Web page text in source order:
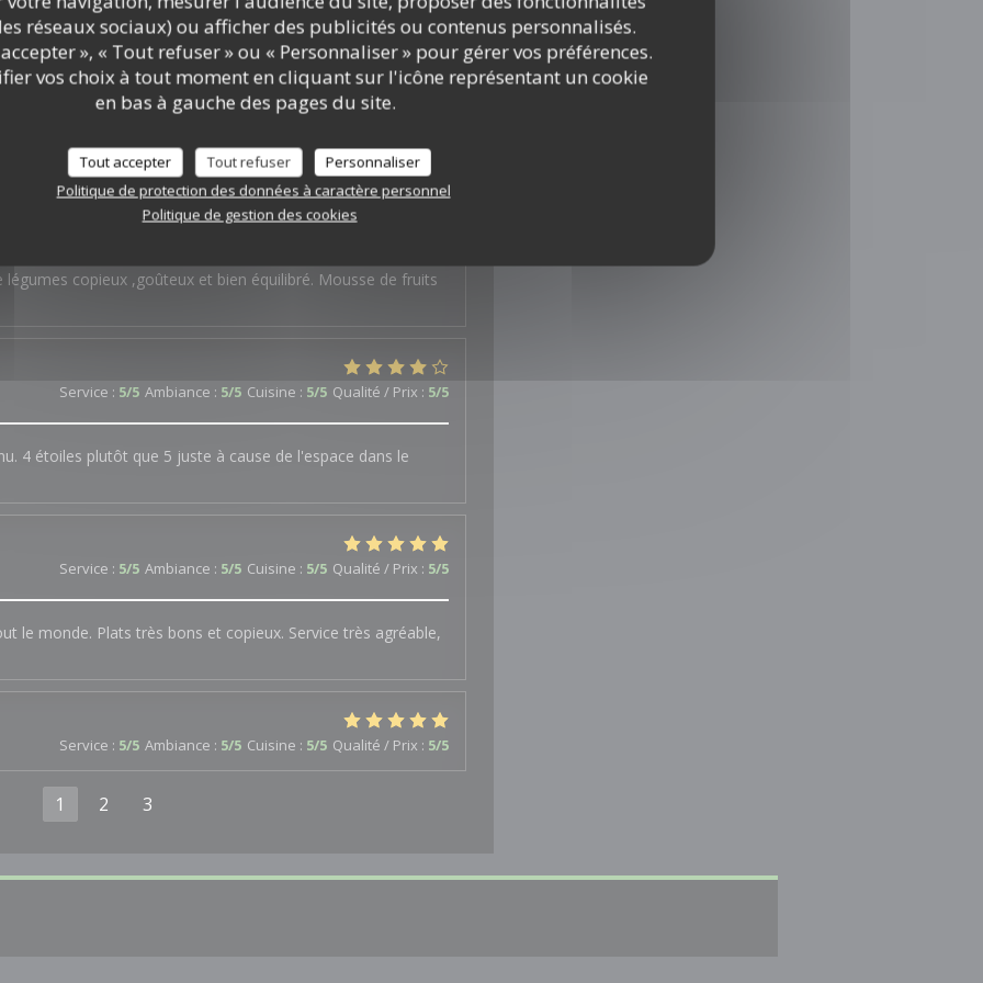
réseaux sociaux) ou afficher des publicités ou contenus personnalisés.
», « Tout refuser » ou « Personnaliser » pour gérer vos préférences.
vos choix à tout moment en cliquant sur l'icône représentant un cookie
en bas à gauche des pages du site.
Tout accepter Tout refuser
Personnaliser
Politique de protection des données à caractère personnel
Politique de gestion des cookies
vegan options - and a thoughtful surprise to celebrate a
food and service.
Ambiance: 5/5 Cuisine: 5/5 Qualité / Prix
copieux ,goûteux et bien équilibré. Mousse de fruits
Service : 5/5 Ambiance : 5/5 Cuisine : 5/5 Qualité / Prix : 5/5
4 étoiles plutôt que 5 juste à cause de l'espace dans le
Service : 5/5 Ambiance : 5/5 Cuisine : 5/5 Qualité / Prix : 5/5
le monde. Plats très bons et copieux. Service très agréable,
Service : 5/5 Ambiance : 5/5 Cuisine : 5/5 Qualité / Prix : 5/5
1 2 3